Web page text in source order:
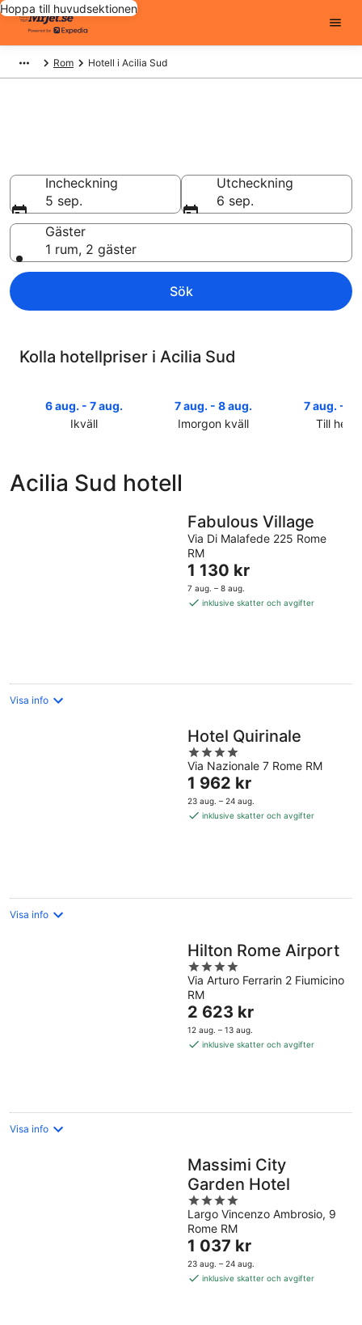
Hoppa till huvudsektionen
Rom Hotell i Acilia Sud
Incheckning
5 sep.
Utcheckning
6 sep.
Gäster
1 rum, 2 gäster
Sök
Kolla hotellpriser i Acilia Sud
6 aug. - 7 aug.
Ikväll
i
Acilia
7 aug. - 8 aug.
Imorgon kväll
Acilia
imorgon
natt,
aug.
7 aug. - 9
Till
inför
helgen,
9
Acilia Sud hotell
Fabulous Village
Via Di Malafede 225 Rome
RM
Priset
är
1 130 kr
1 130 kr
7 aug. – 8 aug.
inklusive skatter och avgifter
Visa info
Hotel Quirinale
4
out
of
5
Via Nazionale 7 Rome RM
Priset
är
1 962 kr
1 962 kr
23 aug. – 24 aug.
inklusive skatter och avgifter
Visa info
Hilton Rome Airport
4
out
of
5
Via Arturo Ferrarin 2 Fiumicino
RM
Priset
är
2 623 kr
2 623 kr
12 aug. – 13 aug.
inklusive skatter och avgifter
Visa info
Massimi City
Garden Hotel
4
out
of
5
Largo Vincenzo Ambrosio, 9
Rome RM
Priset
är
1 037 kr
1 037 kr
23 aug. – 24 aug.
inklusive skatter och avgifter